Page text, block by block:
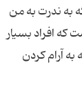
به ندرت به من
که افراد بسیار
آرام کردن